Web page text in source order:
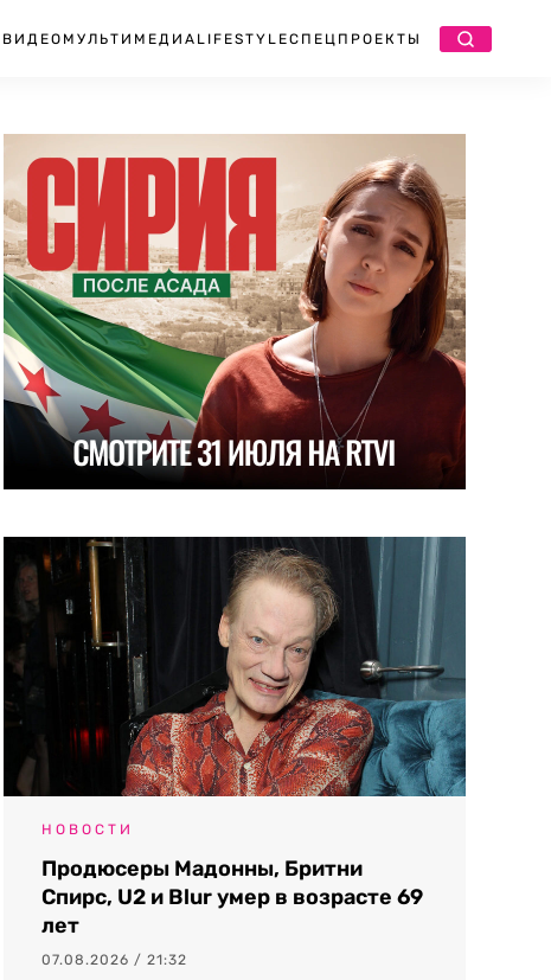
ВИДЕО МУЛЬТИМЕДИА LIFESTYLEСПЕЦПРОЕКТЫ
НОВОСТИ
Продюсеры Мадонны, Бритни
Спирс, U2 и Blur умер в возрасте 69
лет
07.08.2026 / 21:32